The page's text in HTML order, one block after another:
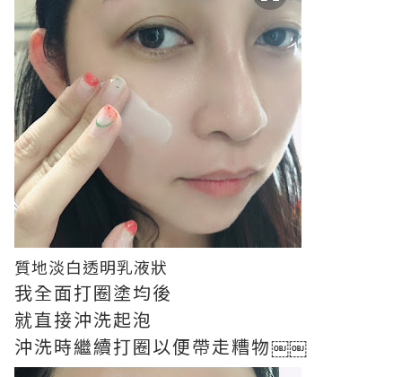
質地淡白透明乳液狀
我全面打圈塗均後
就直接沖洗起泡
沖洗時繼續打圈以便帶走糟物￼￼